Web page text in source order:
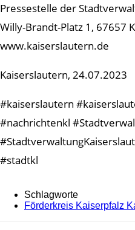
Pressestelle der
Willy-Brandt-Platz 1, 67657
www.kaiserslautern.de
Kaiserslautern, 24.07.2023
#kaiserslautern
#nachrichtenkl
#stadtkl
Schlagworte
Förderkreis Kaiserpfalz